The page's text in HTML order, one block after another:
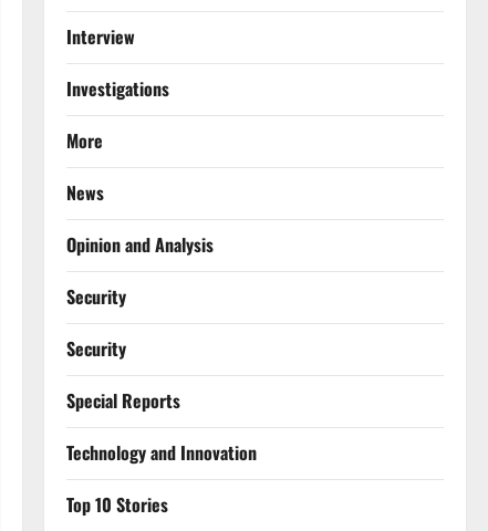
Interview
Investigations
More
News
Opinion and Analysis
Security
Security
Special Reports
⁠Technology and Innovation
Top 10 Stories